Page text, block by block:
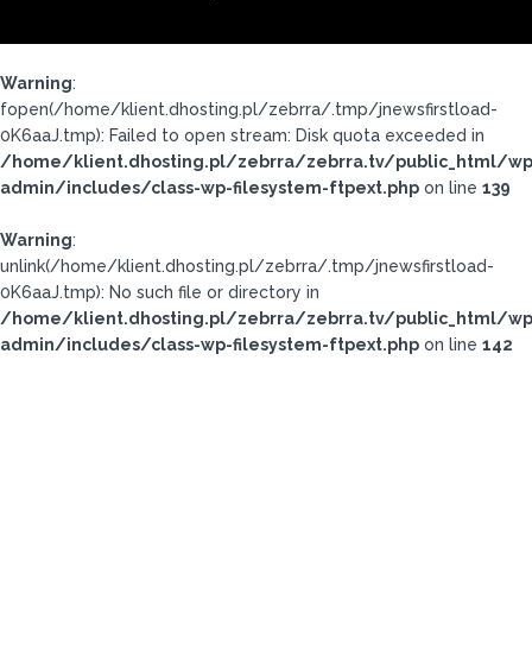
Warning:
fopen(/home/klient.dhosting.pl/zebrra/.tmp/jnewsfirstload-
0K6aaJ.tmp): Failed to open stream: Disk quota exceeded in
/home/klient.dhosting.pl/zebrra/zebrra.tv/public_html/
admin/includes/class-wp-filesystem-ftpext.php on line 139
Warning:
unlink(/home/klient.dhosting.pl/zebrra/.tmp/jnewsfirstload-
0K6aaJ.tmp): No such file or directory in
/home/klient.dhosting.pl/zebrra/zebrra.tv/public_html/
admin/includes/class-wp-filesystem-ftpext.php on line 142